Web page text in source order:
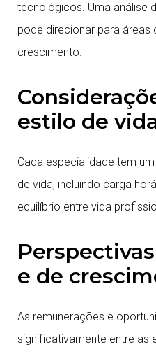
tecnológicos. Uma análise
pode direcionar para
crescimento.
estilo de
Cada especialidade tem
de vida, incluindo carga
equilíbrio entre vida
e de
As remunerações e
significativamente entre as